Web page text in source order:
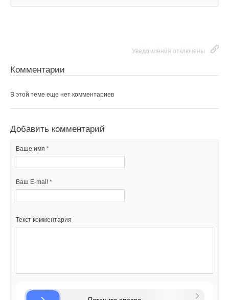
Уведомления отключены
Комментарии
В этой теме еще нет комментариев
Добавить комментарий
Ваше имя *
Ваш E-mail *
Текст комментария
Добавить комментарий
Ваш E-mail *
Текст комментария